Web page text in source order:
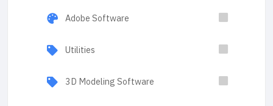
Adobe Software
Utilities
3D Modeling Software